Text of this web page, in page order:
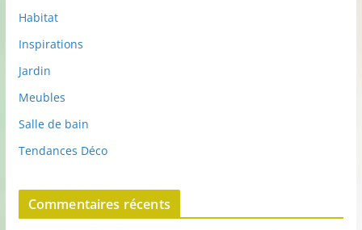
Habitat
Inspirations
Jardin
Meubles
Salle de bain
Tendances Déco
Commentaires récents